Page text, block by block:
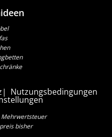
Nutzungsbedingungen
Mehrwertsteuer
bisher